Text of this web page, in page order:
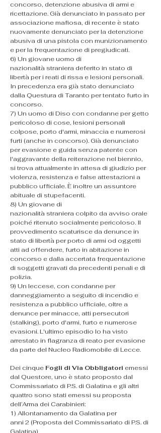
concorso, detenzione abusiva di armi e
ricettazione. Già denunciato in passato per
associazione mafiosa, di recente è stato
nuovamente denunciato per la detenzione
abusiva di una pistola con munizionamento
e per la frequentazione di pregiudicati.
​6) Un giovane uomo di
nazionalità straniera deferito in stato di
libertà per i reati di rissa e lesioni personali.
In precedenza era già stato denunciato
dalla Questura di Taranto per tentato furto in
concorso.
​7) Un uomo di Diso con condanne per getto
pericoloso di cose, lesioni personali
colpose, porto d'armi, minaccia e numerosi
furti (anche in concorso). Già denunciato
per evasione e guida senza patente con
l'aggravante della reiterazione nel biennio,
si trova attualmente in attesa di giudizio per
violenza, resistenza e false attestazioni a
pubblico ufficiale. È inoltre un assuntore
abituale di stupefacenti.
​8) Un giovane di
nazionalità straniera colpito da avviso orale
poiché ritenuto socialmente pericoloso. Il
provvedimento scaturisce da denunce in
stato di libertà per porto di armi od oggetti
atti ad offendere, furto in abitazione in
concorso e dalla accertata frequentazione
di soggetti gravati da precedenti penali e di
polizia.
​9) Un leccese, con condanne per
danneggiamento a seguito di incendio e
resistenza a pubblico ufficiale, oltre a
denunce per minacce, atti persecutori
(stalking), porto d'armi, furto e numerose
evasioni. L'ultimo episodio lo ha visto
arrestato in flagranza di reato per evasione
da parte del Nucleo Radiomobile di Lecce.
​Dei cinque Fogli di Via Obbligatori emessi
dal Questore, uno è stato proposto dal
Commissariato di P.S. di Galatina e gli altri
quattro sono stati emessi su proposta
dell’Arma dei Carabinieri:
​1) Allontanamento da Galatina per
anni 2 (Proposta del Commissariato di P.S. di